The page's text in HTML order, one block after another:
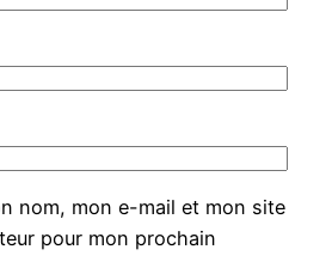
nom, mon e-mail et mon site
pour mon prochain